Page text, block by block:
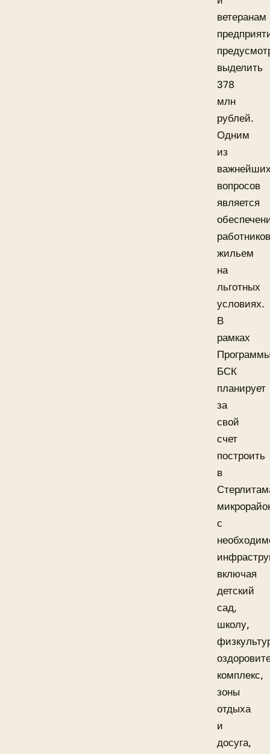
ветеранам
выделить
378
млн
рублей.
Одним
из
вопросов
является
работников
жильем
на
льготных
условиях.
В
рамках
БСК
планирует
за
свой
счет
построить
в
с
включая
детский
сад,
школу,
комплекс,
зоны
отдыха
и
досуга,